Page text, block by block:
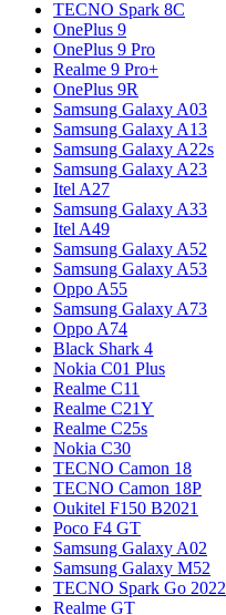
TECNO Spark 8C
OnePlus 9
OnePlus 9 Pro
Realme 9 Pro+
OnePlus 9R
Samsung Galaxy A03
Samsung Galaxy A13
Samsung Galaxy A22s
Samsung Galaxy A23
Itel A27
Samsung Galaxy A33
Itel A49
Samsung Galaxy A52
Samsung Galaxy A53
Oppo A55
Samsung Galaxy A73
Oppo A74
Black Shark 4
Nokia C01 Plus
Realme C11
Realme C21Y
Realme C25s
Nokia C30
TECNO Camon 18
TECNO Camon 18P
Oukitel F150 B2021
Poco F4 GT
Samsung Galaxy A02
Samsung Galaxy M52
TECNO Spark Go 2022
Realme GT